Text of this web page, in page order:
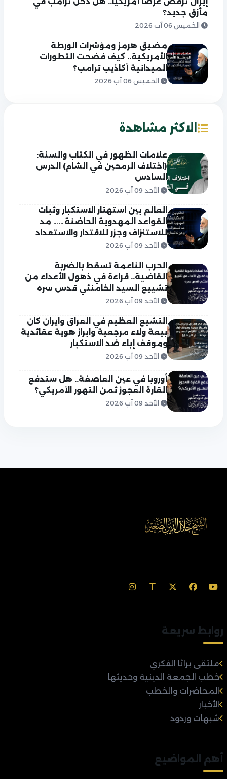
مأزق جديد؟
الخميس 06 آب 2026
مضيق هرمز ومؤشرات الورطة
الأمريكية.. كيف فضحت التطورات
الميدانية أكاذيب ترامب؟
الخميس 06 آب 2026
الاكثر مشاهدة
علامات الظهور في الكتاب والسنة:
(اختلاف الرمحين في الشام) الدرس
السادس
الأحد 09 آب 2026
العالم بين استهتار الاستكبار وثبات
القواعد المهدوية الحاضنة…… مد
للاستنزاف وجزر للاقتدار والاستعداد
الأحد 09 آب 2026
الحرب الناعمة تسقط بالضربة
القاضية.. قراءة في ذهول الأعداء من
تشييع السيد الخامنئي قدس سره
الأحد 09 آب 2026
التشيع العظيم في العراق وايران كان
بيعة ولاء مرجعية وابراز هوية عقائدية
وموقف إباء ضد الاستكبار
الأحد 09 آب 2026
أوروبا في عين العاصفة.. هل ستدفع
القارة العجوز ثمن التهور الأمريكي؟
الأحد 09 آب 2026
روابط سريعة
ملتقى براثا الفكري
خطب الجمعة الدينية وحديثها
المحاضرات والخطب
الأخبار
شبهات وردود
أهم المواضيع